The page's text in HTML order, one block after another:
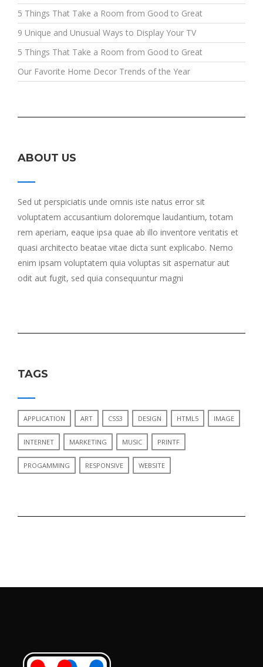
5 Things That Take a Room from Good to Great
9 Unique and Unusual Ways to Display Your TV
5 Things That Take a Room from Good to Great
Our Favorite Home Decor Trends of the Year
ABOUT US
Sed ut perspiciatis unde omnis iste natus error sit
voluptatem accusantium doloremque laudantium, totam
rem aperiam, eaque ipsa quae ab illo inventore veritatis et
quasi architecto beatae vitae dicta sunt explicabo. Nemo
enim ipsam voluptatem quia voluptas sit aspernatur aut
odit aut fugit, sed quia consequuntur magni
TAGS
APPLICATION ART CSS3 DESIGN HTML5 IMAGE
INTERNET MARKETING MUSIC PRINTF
PROGAMMING RESPONSIVE WEBSITE